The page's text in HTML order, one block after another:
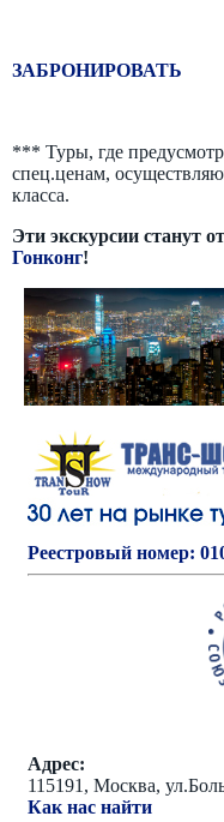
ЗАБРОНИРОВАТЬ
*** Туры, где
спец.ценам,
класса.
Эти экскурсии станут
Гонконг!
Реестровый номер:
Адрес:
115191, Москва,
Как нас найти